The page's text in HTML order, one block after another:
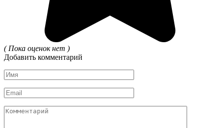
( Пока оценок нет )
Добавить комментарий
Имя
*
Email
*
Комментарий